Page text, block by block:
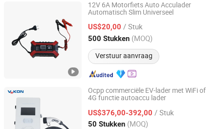
12V 6A Motorfiets Auto Acculader
Automatisch Slim Universeel
US$20,00 / Stuk
500 Stukken (MOQ)
Verstuur aanvraag
Yangzhou Bozhou Import and Export Trading Co., Ltd.
Jiangsu, China Sinds 2025
Ocpp commerciële EV-lader met WiFi of
4G functie autoaccu lader
US$376,00-392,00 / Stuk
50 Stukken (MOQ)
Zhejiang Vekon Technology Co., Ltd.
Zhejiang, China Sinds 2019